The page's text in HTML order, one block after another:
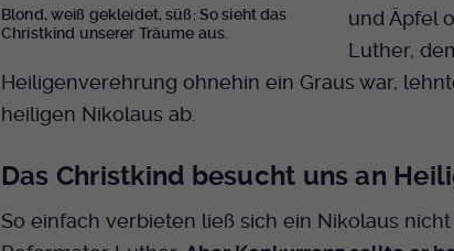
Blond, weiß gekleidet, süß: So sieht das
Christkind unserer Träume aus.
und Äpfel
Luther,
Heiligenverehrung ohnehin ein Graus war,
heiligen Nikolaus ab.
Das Christkind besucht uns an
So einfach verbieten ließ sich ein Nikolaus